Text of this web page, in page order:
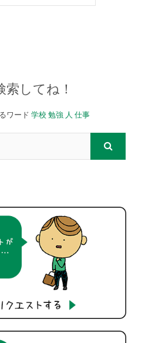
索してね！
ワード 学校 勉強 人 仕事